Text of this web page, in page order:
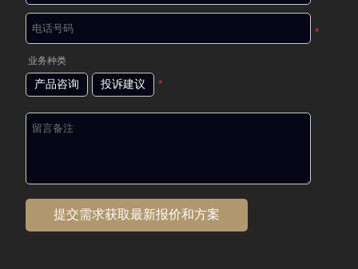
*
业务种类
产品咨询 投诉建议 *